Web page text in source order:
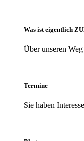
Was ist eigentlich
Über unseren
Termine
Sie haben